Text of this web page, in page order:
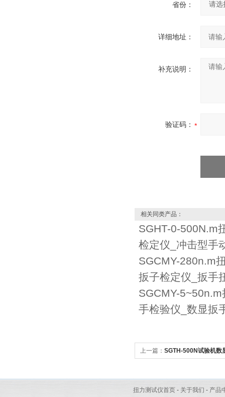
省份：
详细地址：
补充说明：
验证码：
相关同类产品：
SGHT-0-500N.m
检定仪_冲击型手
SGCMY-280n.m
扳子检定仪_扳手
SGCMY-
手检验仪_数显扳
上一篇： SGTH-500N试验机数
扭力测试仪首页 - 关于我们 - 产品